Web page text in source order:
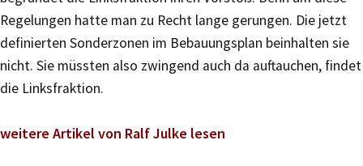
Regelungen hatte man zu Recht lange gerungen. Die jetzt
definierten Sonderzonen im Bebauungsplan beinhalten sie
nicht. Sie müssten also zwingend auch da auftauchen, findet
die Linksfraktion.
weitere Artikel von Ralf Julke lesen